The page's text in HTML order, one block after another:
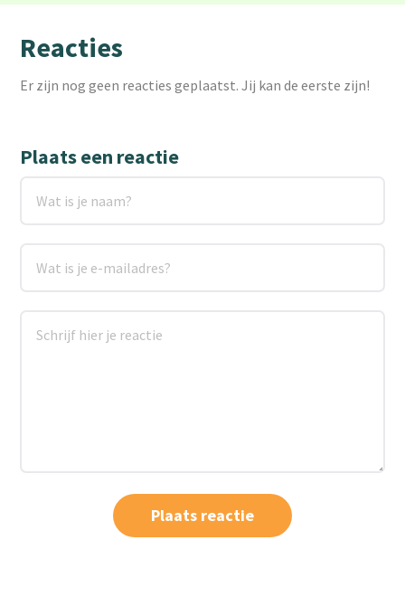
Reacties
Er zijn nog geen reacties geplaatst. Jij kan de eerste zijn!
Plaats een reactie